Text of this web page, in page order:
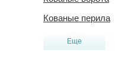
Кованые перила
Еще